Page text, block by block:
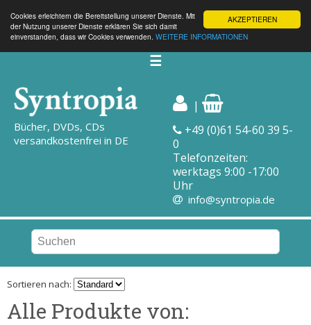
AKZEPTIEREN
Cookies erleichtern die Bereitstellung unserer Dienste. Mit
der Nutzung unserer Dienste erklären Sie sich damit
einverstanden, dass wir Cookies verwenden. WEITERE INFORMATIONEN
☰
Bücher, DVDs, CDs
versandkostenfrei in DE
|
+49 (0)61 54-60 39 5-
0
Telefonzeiten:
werktags 9:00 -17:00
Uhr
info@syntropia.de
Sortieren nach:
Alle Produkte von: